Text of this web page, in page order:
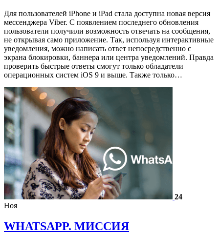
Для пользователей iPhone и iPad стала доступна новая версия
мессенджера Viber. С появлением последнего обновления
пользователи получили возможность отвечать на сообщения,
не открывая само приложение. Так, используя интерактивные
уведомления, можно написать ответ непосредственно с
экрана блокировки, баннера или центра уведомлений. Правда
проверить быстрые ответы смогут только обладатели
операционных систем iOS 9 и выше. Также только…
24
Ноя
WHATSAPP. МИССИЯ